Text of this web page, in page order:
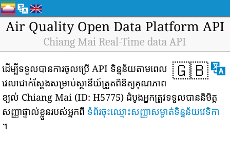
Air Quality Open Data Platform API
Chiang Mai Real-Time data API
🇬🇧
ដើម្បីទទួលបានការចូលប្រើ API ទិន្នន័យតាមពេល
វេលាជាក់ស្តែងសម្រាប់ស្ថានីយ៍ត្រួតពិនិត្យគុណភាព
ខ្យល់ Chiang Mai (ID: H5775) ដំបូងអ្នកត្រូវទទួលបាននិមិត្ត
សញ្ញាផ្ទាល់ខ្លួនរបស់អ្នកពី ទំព័រចុះឈ្មោះសញ្ញាសម្ងាត់ទិន្នន័យវេទិកា
។